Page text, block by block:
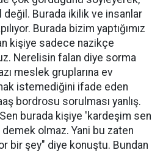
değil. Burada ikilik ve insanlar
Burada bizim yaptığımız
kişiye sadece nazikçe
Nerelisin falan diye sorma
meslek gruplarına ev
istemediğini ifade eden
bordrosu sorulması yanlış.
burada kişiye 'kardeşim sen
olmaz. Yani bu zaten
bir şey" diye konuştu. Bundan